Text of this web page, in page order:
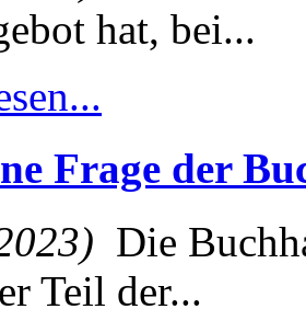
hat, bei...
Frage der
Die
Teil der...